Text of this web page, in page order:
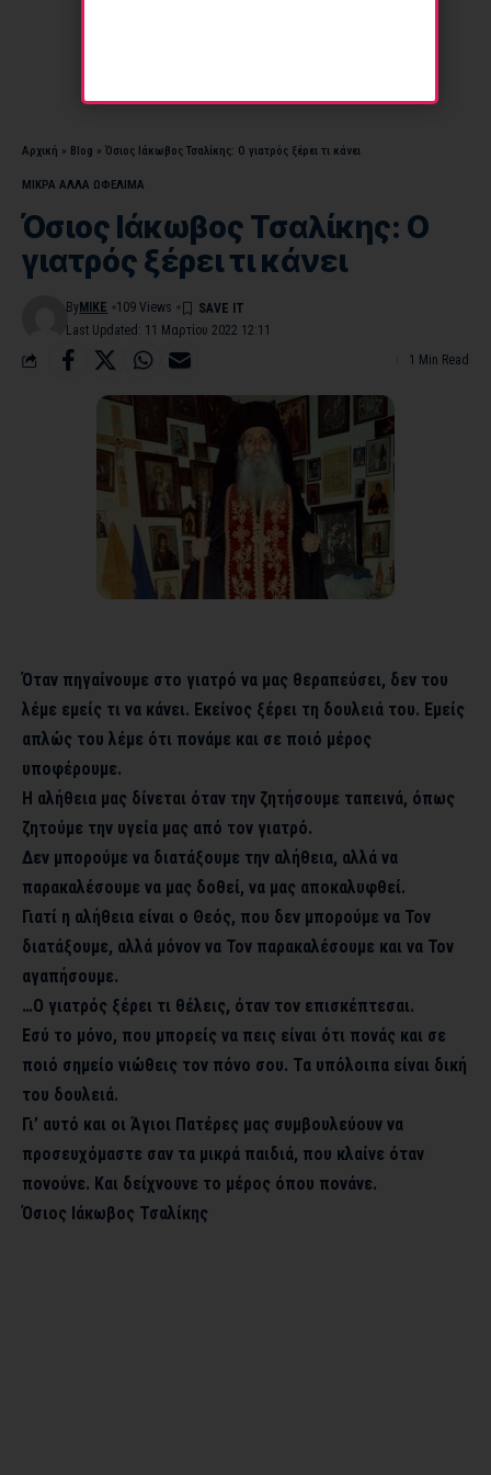
Αρχική » Blog » Όσιος Ιάκωβος Τσαλίκης: Ο γιατρός ξέρει τι κάνει
ΜΙΚΡΑ ΑΛΛΑ ΩΦΕΛΙΜΑ
Όσιος Ιάκωβος Τσαλίκης: Ο
γιατρός ξέρει τι κάνει
Last Updated: 11 Μαρτίου 2022 12:11
By MIKE 109 Views
1 Min Read
Όταν πηγαίνουμε στο γιατρό να μας θεραπεύσει, δεν του
λέμε εμείς τι να κάνει. Εκείνος ξέρει τη δουλειά του. Εμείς
απλώς του λέμε ότι πονάμε και σε ποιό μέρος
υποφέρουμε.
Η αλήθεια μας δίνεται όταν την ζητήσουμε ταπεινά, όπως
ζητούμε την υγεία μας από τον γιατρό.
Δεν μπορούμε να διατάξουμε την αλήθεια, αλλά να
παρακαλέσουμε να μας δοθεί, να μας αποκαλυφθεί.
Γιατί η αλήθεια είναι ο Θεός, που δεν μπορούμε να Τον
διατάξουμε, αλλά μόνον να Τον παρακαλέσουμε και να Τον
αγαπήσουμε.
…Ο γιατρός ξέρει τι θέλεις, όταν τον επισκέπτεσαι.
Εσύ το μόνο, που μπορείς να πεις είναι ότι πονάς και σε
ποιό σημείο νιώθεις τον πόνο σου. Τα υπόλοιπα είναι δική
του δουλειά.
Γι’ αυτό και οι Άγιοι Πατέρες μας συμβουλεύουν να
προσευχόμαστε σαν τα μικρά παιδιά, που κλαίνε όταν
πονούνε. Και δείχνουνε το μέρος όπου πονάνε.
Όσιος Ιάκωβος Τσαλίκης